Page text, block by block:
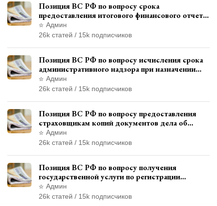
Позиция ВС РФ по вопросу срока
предоставления итогового финансового отчета
кандидатом в соответствии с
законодательством о выборах
Админ
26k статей / 15k подписчиков
Позиция ВС РФ по вопросу исчисления срока
административного надзора при назначении
дополнительного наказания, отличного от
ограничения свободы
Админ
26k статей / 15k подписчиков
Позиция ВС РФ по вопросу предоставления
страховщикам копий документов дела об
административном правонарушении для
автотехнической экспертизы
Админ
26k статей / 15k подписчиков
Позиция ВС РФ по вопросу получения
государственной услуги по регистрации
транспортного средства через представителя
Админ
26k статей / 15k подписчиков